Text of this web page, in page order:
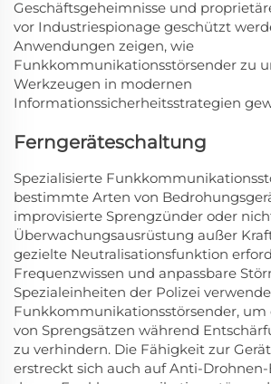
Geschäftsgeheimnisse und
vor Industriespionage geschützt
Anwendungen zeigen, wie
Funkkommunikationsstörsender zu
Werkzeugen in modernen
Informationssicherheitsstrategien
Ferngeräteschaltung
Spezialisierte
bestimmte Arten von
improvisierte Sprengzünder oder
Überwachungsausrüstung außer
gezielte Neutralisationsfunktion
Frequenzwissen und anpassbare
Spezialeinheiten der Polizei
Funkkommunikationsstörsender,
von Sprengsätzen während
zu verhindern. Die Fähigkeit zur
erstreckt sich auch auf Anti-Drohnen-